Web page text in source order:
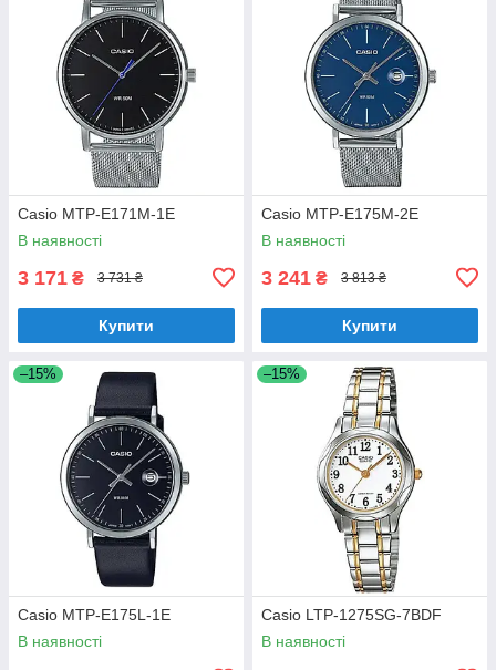
Casio MTP-E171M-1E
В наявності
3 171 ₴ 3 731 ₴
Купити
Casio MTP-E175M-2E
В наявності
3 241 ₴ 3 813 ₴
Купити
–15%
Casio MTP-E175L-1E
В наявності
–15%
Casio LTP-1275SG-7BDF
В наявності